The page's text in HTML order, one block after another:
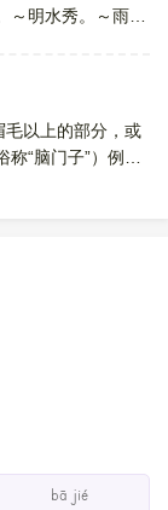
明水秀。～雨欲
以上的部分，或
“脑门子”）例如
bā jié